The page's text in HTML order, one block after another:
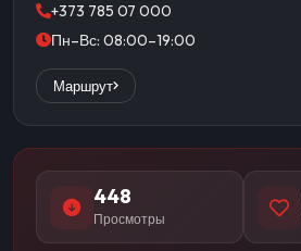
+373 785 07 000
Пн–Вс: 08:00–19:00
Маршрут
448
Просмотры